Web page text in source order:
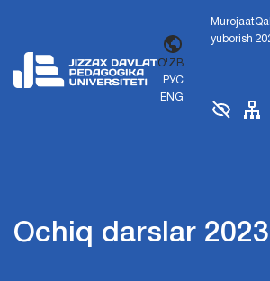
O'ZB
РУС
ENG
Murojaat
yuborish
Ochiq darslar